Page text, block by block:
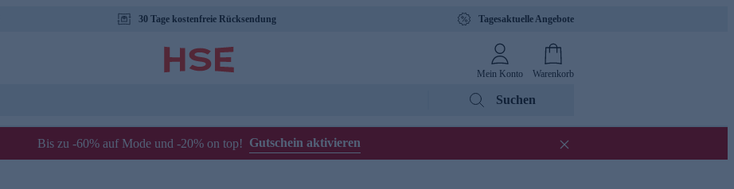
30 Tage kostenfreie Rücksendung Tagesaktuelle Angebote
Mein Konto Warenkorb
Suchen
Bis zu -60% auf Mode und -20% on top! Gutschein aktivieren